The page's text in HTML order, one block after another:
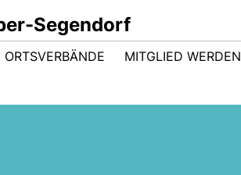
Segendorf
ORTSVERBÄNDE MITGLIED WERDEN